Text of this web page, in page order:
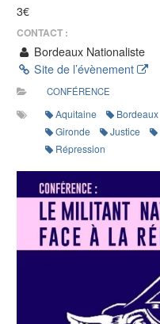
3€
CONTACT :
Bordeaux Nationaliste
Site de l’évènement
CONFÉRENCE
Aquitaine Bordeaux
Gironde
Justice
Répression